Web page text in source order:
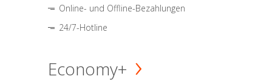
Online- und Offline-Bezahlungen
24/7-Hotline
Economy+